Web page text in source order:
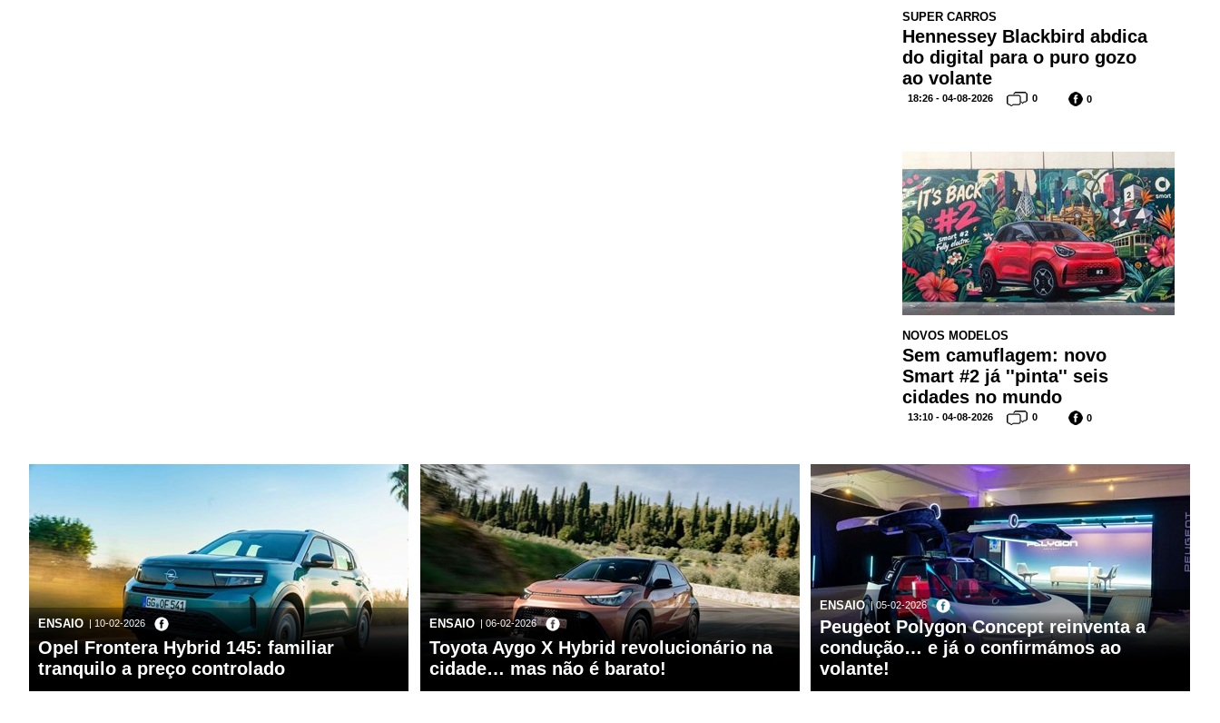
SUPER CARROS
Hennessey Blackbird abdica
do digital para o puro gozo
ao volante
18:26 - 04-08-2026 0 0
NOVOS MODELOS
Sem camuflagem: novo
Smart #2 já ''pinta'' seis
cidades no mundo
13:10 - 04-08-2026 0 0
ENSAIO | 10-02-2026
Opel Frontera Hybrid 145: familiar
tranquilo a preço controlado
ENSAIO | 06-02-2026
Toyota Aygo X Hybrid revolucionário na
cidade… mas não é barato!
ENSAIO | 05-02-2026
Peugeot Polygon Concept reinventa a
condução… e já o confirmámos ao
volante!